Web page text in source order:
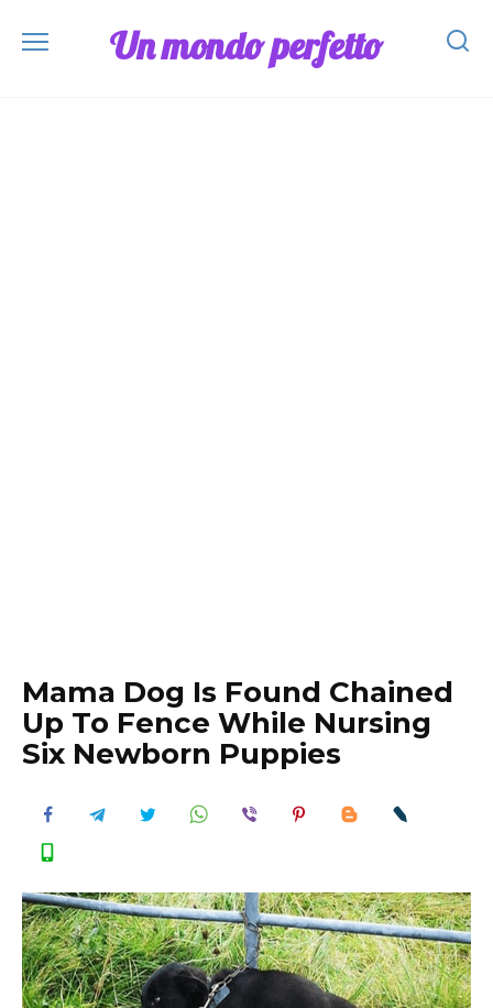
Un mondo perfetto
Mama Dog Is Found Chained
Up To Fence While Nursing
Six Newborn Puppies